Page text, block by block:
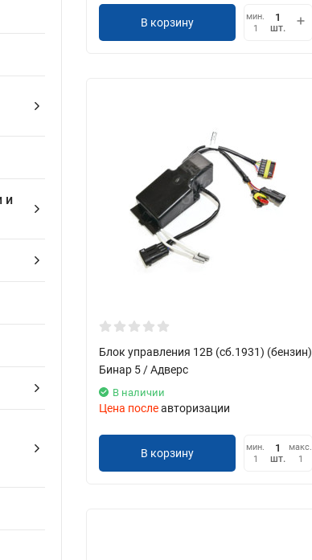
и
В корзину
мин.
1
шт.
Блок управления 12В (сб.1931) (бензин)
Бинар 5 / Адверс
В наличии
Цена послеавторизации
В корзину
мин.
1
шт.
макс.
1